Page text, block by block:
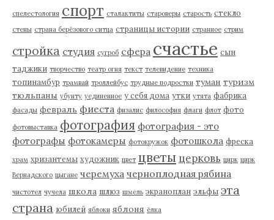
спелестология спорт сталактиты староверы старость стекло
стены страна берёзового ситца страницы истории странное стрим
стройка студия сугроб сфера счастье сын
таджики творчество театр огня текст телевидение техника
топинамбур трамвай троллейбус трудные подростки туман туризм
тюльпаны убунту уединенное у себя дома утки утята фабрика
фасады февраль фиеста физалис философия флаги флот фото
фотовыставка фотография фотография - это
фотографы фотокамеры фотокружок фотошкола фреска
храм хризантемы художник цвет цветы церковь цирк цирк
Вернадского цыгане черемуха черноплодная рябина
чистотел чучела школа шлюз шмель экраноплан эльфы эта
страна юбилей яблоки яблоня ёлка